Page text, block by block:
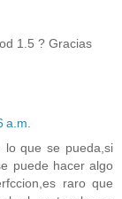
1.5 ? Gracias
a.m.
lo que se pueda,si
puede hacer algo
raro que